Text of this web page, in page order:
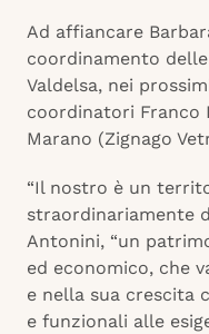
Ad affiancare
coordinamento
Valdelsa, nei
coordinatori Franco
Marano (Zignago
“Il nostro è un
straordinariamente
Antonini, “un
ed economico, che
e nella sua crescita
e funzionali alle